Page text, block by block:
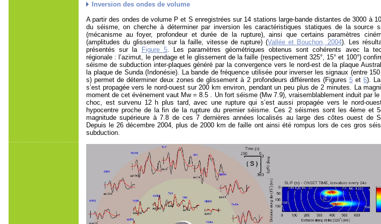
Inversion des ondes de volume
A partir des ondes de volume P et S enregistrées sur 14 stations large-bande distantes de 3000 à
du séisme, on cherche à déterminer par inversion les caractéristiques statiques de la source
(mécanisme au foyer, profondeur et durée de la rupture), ainsi que certains paramètres
(amplitudes du glissement sur la faille, vitesse de rupture) (Vallée et Bouchon, 2004). Les
présentés sur la
Figure 5. Les paramètres géométriques obtenus sont cohérents avec la
régionale : l’azimut, le pendage et le glissement de la faille (respectivement 325°, 15° et 100°)
séisme de subduction inter-plaques généré par la convergence vers le nord-est de la plaque
la plaque de Sunda (Indonésie). La bande de fréquence utilisée pour inverser les signaux (entre
s) permet de déterminer deux zones de glissement à 2 profondeurs différentes (Figures 5et 6).
s’est propagée vers le nord-ouest sur 200 km environ, pendant un peu plus de 2 minutes. La
moment de cet évènement vaut Mw = 8.5 . Un fort séisme (Mw 7.9), vraisemblablement induit par le
choc, est survenu 12 h plus tard, avec une rupture qui s’est aussi propagée vers le nord-
hypocentre proche de la fin de la rupture du premier séisme. Ces 2 séismes sont les 4ème et
magnitude supérieure à 7.8 de ces 7 dernières années localisés au large des côtes ouest de
Depuis le 26 décembre 2004, plus de 2000 km de faille ont ainsi été rompus lors de ces gros
subduction.